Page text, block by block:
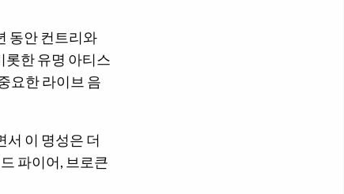
동안 컨트리와
롯한 유명 아티스
요한 라이브 음
서 이 명성은 더
파이어, 브로큰